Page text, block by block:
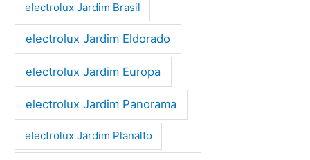
electrolux Jardim Brasil
electrolux Jardim Eldorado
electrolux Jardim Europa
electrolux Jardim Panorama
electrolux Jardim Planalto